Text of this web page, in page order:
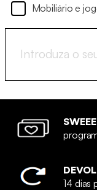
Mobiliário e
14 dias